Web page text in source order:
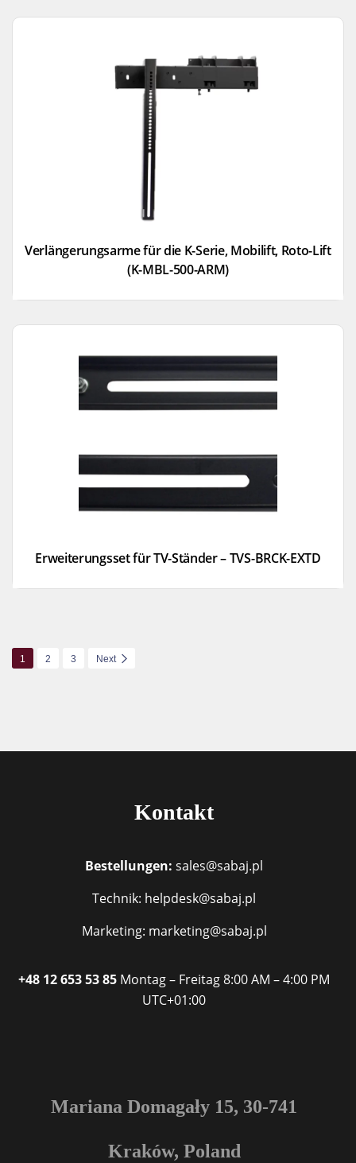
Verlängerungsarme für die K-Serie, Mobilift, Roto-Lift
(K-MBL-500-ARM)
Erweiterungsset für TV-Ständer – TVS-BRCK-EXTD
1 2 3 Next
Kontakt
Bestellungen: sales@sabaj.pl
Technik: helpdesk@sabaj.pl
Marketing: marketing@sabaj.pl
+48 12 653 53 85 Montag – Freitag8:00 AM – 4:00 PM
UTC+01:00
Mariana Domagały 15, 30-741
Kraków, Poland